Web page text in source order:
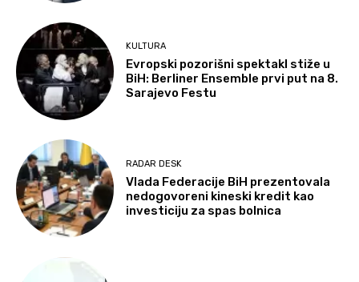
KULTURA
Evropski pozorišni spektakl stiže u
BiH: Berliner Ensemble prvi put na 8.
Sarajevo Festu
RADAR DESK
Vlada Federacije BiH prezentovala
nedogovoreni kineski kredit kao
investiciju za spas bolnica